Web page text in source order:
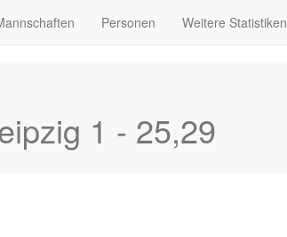
Personen Weitere Statistiken
1 - 25,29